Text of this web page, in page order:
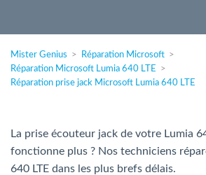
Particulier
Indépendant
Mister Genius
Réparation Microsoft
Réparation Microsoft Lumia 640 LTE
Réparation prise jack Microsoft Lumia 640 LTE
La prise écouteur jack de votre Lumia
fonctionne plus ? Nos techniciens
640 LTE dans les plus brefs délais.